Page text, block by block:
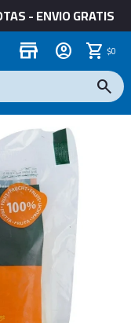
- ENVIO GRATIS
store $0